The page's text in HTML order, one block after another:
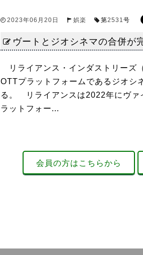
2023年06月20日 娯楽 第2531号
ヴートとジオシネマの合併が
リライアンス・インダストリーズ
OTTプラットフォームであるジオシ
る。 リライアンスは2022年にヴァ
ラットフォー...
会員の方はこちらから